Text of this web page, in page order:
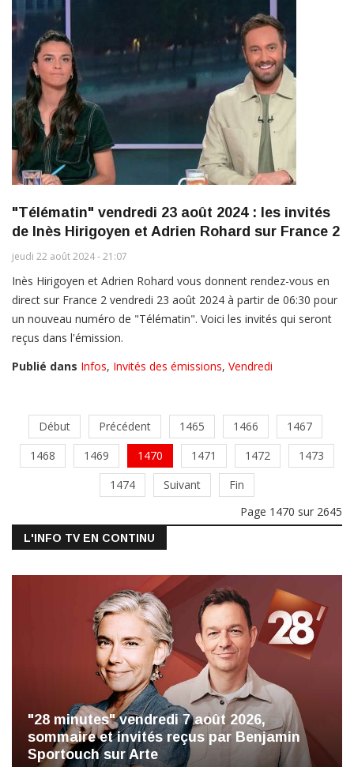
"Télématin" vendredi 23 août 2024 : les invités
de Inès Hirigoyen et Adrien Rohard sur France 2
jeudi 22 août 2024 - 21:07
Inès Hirigoyen et Adrien Rohard vous donnent rendez-vous en
direct sur France 2 vendredi 23 août 2024 à partir de 06:30 pour
un nouveau numéro de "Télématin". Voici les invités qui seront
reçus dans l'émission.
Publié dans Infos, Invités des émissions, Vendredi
Début Précédent 1465 1466
1467
1468
1469 1470 1471 1472
1473
1474
Suivant
Fin
Page 1470 sur 2645
L'INFO TV EN CONTINU
"28 minutes" vendredi 7 août 2026,
sommaire et invités reçus par Benjamin
Sportouch sur Arte